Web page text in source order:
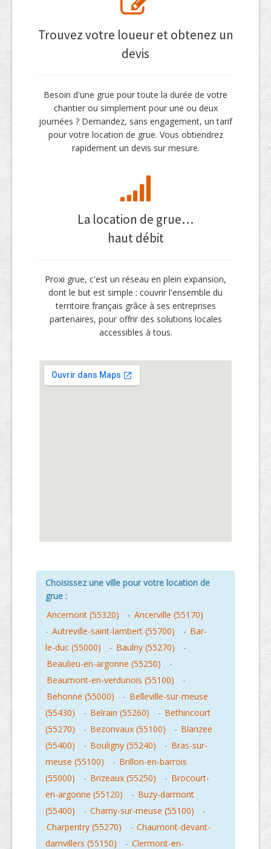
Trouvez votre loueur et obtenez un
devis
Besoin d'une grue pour toute la durée de votre
chantier ou simplement pour une ou deux
journées ? Demandez, sans engagement, un tarif
pour votre location de grue. Vous obtiendrez
rapidement un devis sur mesure.
La location de grue…
haut débit
Proxi grue, c'est un réseau en plein expansion,
dont le but est simple : couvrir l'ensemble du
territoire français grâce à ses entreprises
partenaires, pour offrir des solutions locales
accessibles à tous.
Choisissez une ville pour votre location de
grue :
Ancemont (55320)
- Ancerville (55170)
- Autreville-saint-lambert (55700) - Bar-
le-duc (55000)
- Baulny (55270)
-
Beaulieu-en-argonne (55250)
-
Beaumont-en-verdunois (55100)
-
Behonne (55000)
- Belleville-sur-meuse
(55430)
- Belrain (55260) - Bethincourt
(55270)
- Bezonvaux (55100) - Blanzee
(55400)
- Bouligny (55240) - Bras-sur-
meuse (55100)
- Brillon-en-barrois
(55000)
- Brizeaux (55250) - Brocourt-
en-argonne (55120)
- Buzy-darmont
(55400)
- Charny-sur-meuse (55100)
-
Charpentry (55270)
- Chaumont-devant-
damvillers (55150)
- Clermont-en-